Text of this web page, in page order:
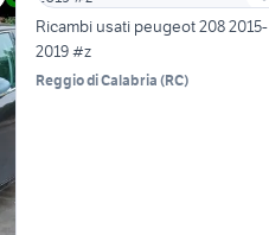
Ricambi usati peugeot 208 2015-
2019 #z
Reggio di Calabria (RC)